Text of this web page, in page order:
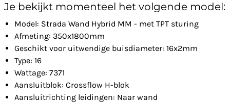
Je bekijkt momenteel het volgende model:
Model: Strada Wand Hybrid MM - met TPT sturing
Afmeting: 350x1800mm
Geschikt voor uitwendige buisdiameter: 16x2mm
Type: 16
Wattage: 7371
Aansluitblok: Crossflow H-blok
Aansluitrichting leidingen: Naar wand